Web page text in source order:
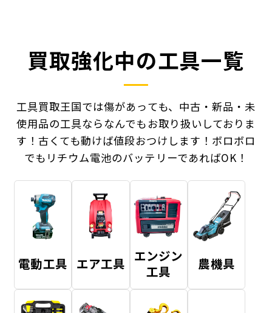
買取強化中の工具一覧
工具買取王国では傷があっても、中古・新品・未
使用品の工具ならなんでもお取り扱いしておりま
す！ 古くても動けば値段おつけします！ボロボロ
でもリチウム電池のバッテリーであればOK！
電動工具 エア工具 エンジン
工具
農機具